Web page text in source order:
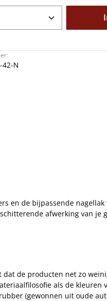
42-N
en de bijpassende nagellak
afwerking van je
de producten net zo
als de kleuren
(gewonnen uit oude